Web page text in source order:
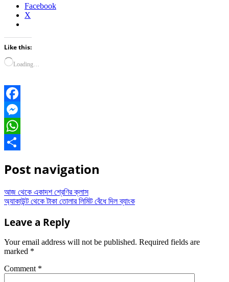
Facebook
X
Like this:
Loading…
Facebook
Messenger
WhatsApp
Post navigation
আজ থেকে একাদশ শ্রেণির ক্লাস
অ্যাকাউন্ট থেকে টাকা তোলার লিমিট বেঁধে দিল ব্যাংক
Leave a Reply
Your email address will not be published. Required fields are
marked *
Comment *